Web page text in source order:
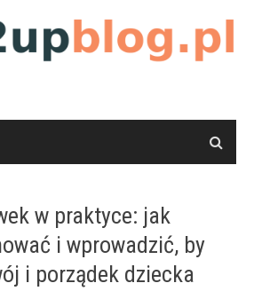
w praktyce: jak
i wprowadzić, by
i porządek dziecka